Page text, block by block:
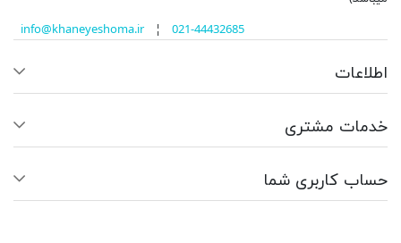
info@khaneyeshoma.ir¦ 021-44432685
اطلاعات
خدمات مشتری
حساب کاربری شما